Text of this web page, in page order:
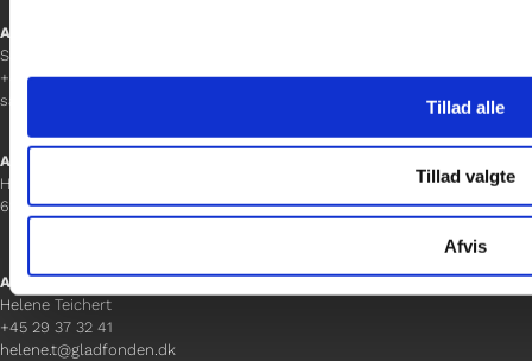
Tillad alle
Tillad valgte
Afvis
Afdelingschef
Sanne Hansen
+45 23 69 19 35
sanne.h@gladfonden.dk
Aabenraa
H P Hanssens Gade 23, 2.
6200 Aabenraa
Afdelingschef
Helene Teichert
+45 29 37 32 41
helene.t@gladfonden.dk